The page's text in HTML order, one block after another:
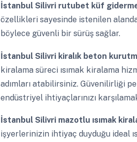
İstanbul Silivri rutubet küf
özellikleri sayesinde istenilen
böylece güvenli bir sürüş sağlar.
İstanbul Silivri kiralık beton
kiralama süreci ısımak kiralama
adımları atabilirsiniz. Güvenilirliği
endüstriyel ihtiyaçlarınızı
İstanbul Silivri mazotlu ısımak
işyerlerinizin ihtiyaç duyduğu ideal